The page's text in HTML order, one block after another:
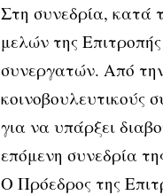
Στη συνεδρία, κατά
μελών της
συνεργατών. Από
κοινοβουλευτικούς
για να υπάρξει
επόμενη συνεδρία
Ο Πρόεδρος της